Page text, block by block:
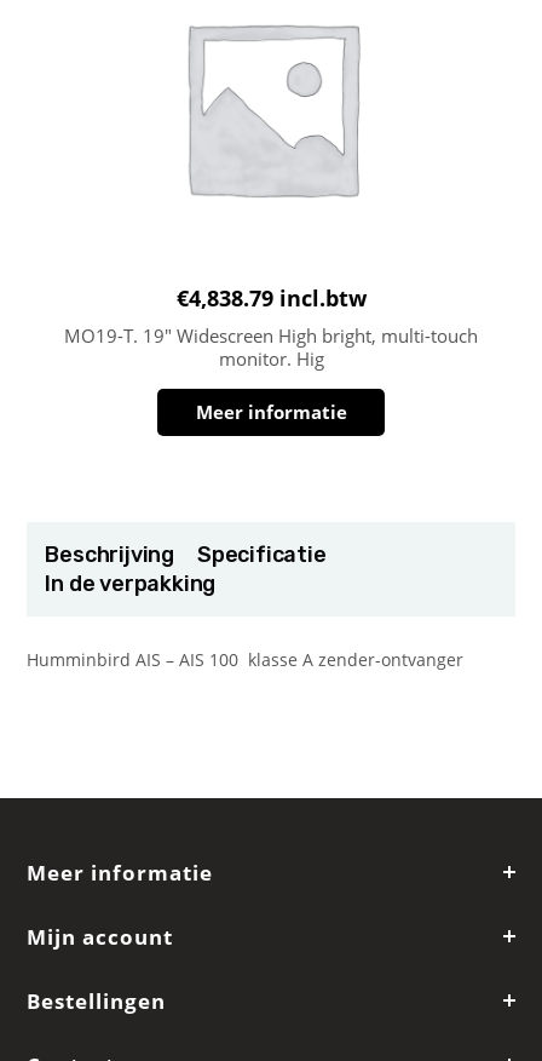
€4,838.79 incl.btw
MO19-T. 19″ Widescreen High bright, multi-touch
monitor. Hig
Meer informatie
Beschrijving
Specificatie
In de verpakking
Humminbird AIS – AIS 100 klasse A zender-ontvanger
Meer informatie
Mijn account
Bestellingen